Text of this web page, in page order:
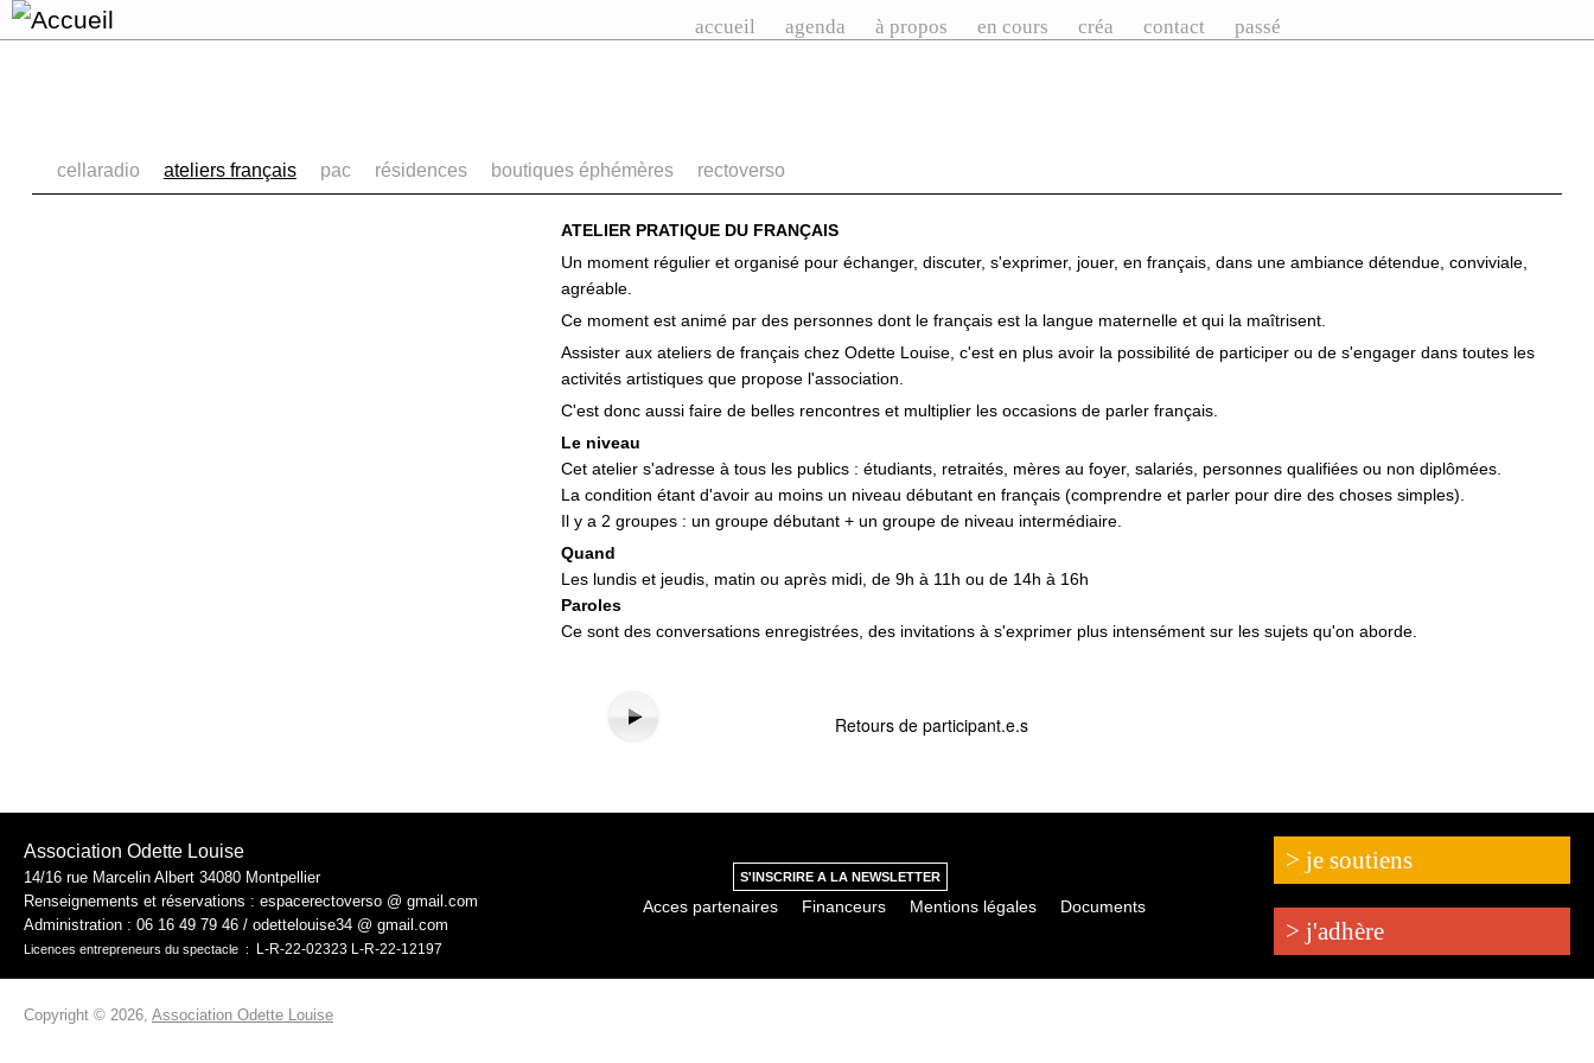
accueil agenda à propos en cours créa contact passé
cellaradio ateliers français pac résidences boutiques éphémères rectoverso
ATELIER PRATIQUE DU FRANÇAIS
Un moment régulier et organisé pour échanger, discuter, s'exprimer, jouer, en français, dans une ambiance détendue, conviviale,
agréable.
Ce moment est animé par des personnes dont le français est la langue maternelle et qui la maîtrisent.
Assister aux ateliers de français chez Odette Louise, c'est en plus avoir la possibilité de participer ou de s'engager dans toutes les
activités artistiques que propose l'association.
C'est donc aussi faire de belles rencontres et multiplier les occasions de parler français.
Le niveau
Cet atelier s'adresse à tous les publics : étudiants, retraités, mères au foyer, salariés, personnes qualifiées ou non diplômées.
La condition étant d'avoir au moins un niveau débutant en français (comprendre et parler pour dire des choses simples).
Il y a 2 groupes : un groupe débutant + un groupe de niveau intermédiaire.
Quand
Les lundis et jeudis, matin ou après midi, de 9h à 11h ou de 14h à 16h
Paroles
Ce sont des conversations enregistrées, des invitations à s'exprimer plus intensément sur les sujets qu'on aborde.
Retours de participant.e.s
Association Odette Louise
14/16 rue Marcelin Albert 34080 Montpellier
Renseignements et réservations : espacerectoverso @ gmail.com
Administration : 06 16 49 79 46 / odettelouise34 @ gmail.com
Licences entrepreneurs du spectacle : L-R-22-02323 L-R-22-12197
S'INSCRIRE A LA NEWSLETTER
> je soutiens
> j'adhère
Acces partenaires Financeurs Mentions légales Documents
Copyright © 2026, Association Odette Louise